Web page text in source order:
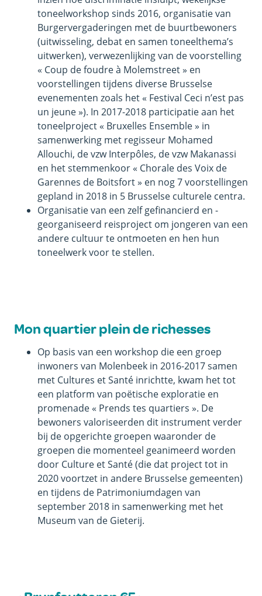
toneelworkshop sinds 2016, organisatie van
Burgervergaderingen met de buurtbewoners
(uitwisseling, debat en samen toneelthema’s
uitwerken), verwezenlijking van de voorstelling
« Coup de foudre à Molemstreet » en
voorstellingen tijdens diverse Brusselse
evenementen zoals het « Festival Ceci n’est pas
un jeune »). In 2017-2018 participatie aan het
toneelproject « Bruxelles Ensemble » in
samenwerking met regisseur Mohamed
Allouchi, de vzw Interpôles, de vzw Makanassi
en het stemmenkoor « Chorale des Voix de
Garennes de Boitsfort » en nog 7 voorstellingen
gepland in 2018 in 5 Brusselse culturele centra.
Organisatie van een zelf gefinancierd en -
georganiseerd reisproject om jongeren van een
andere cultuur te ontmoeten en hen hun
toneelwerk voor te stellen.
Mon quartier plein de richesses
Op basis van een workshop die een groep
inwoners van Molenbeek in 2016-2017 samen
met Cultures et Santé inrichtte, kwam het tot
een platform van poëtische exploratie en
promenade « Prends tes quartiers ». De
bewoners valoriseerden dit instrument verder
bij de opgerichte groepen waaronder de
groepen die momenteel geanimeerd worden
door Culture et Santé (die dat project tot in
2020 voortzet in andere Brusselse gemeenten)
en tijdens de Patrimoniumdagen van
september 2018 in samenwerking met het
Museum van de Gieterij.